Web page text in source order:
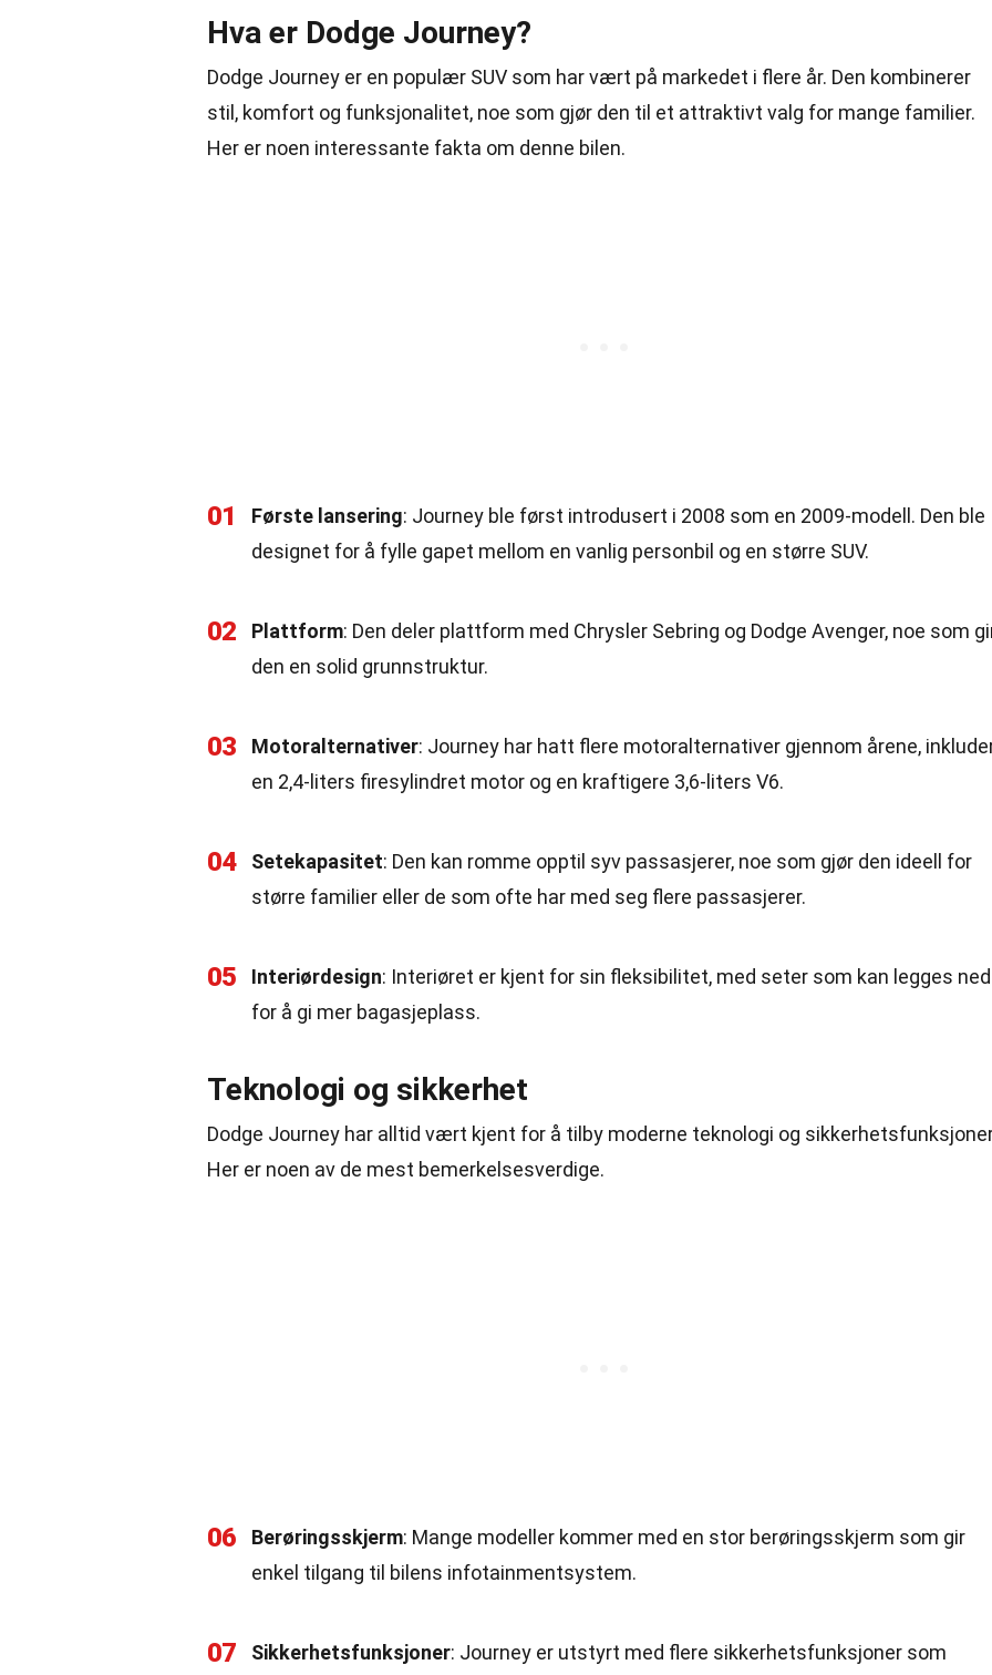
Hva er Dodge Journey?
Dodge Journey er en populær SUV som har vært på markedet i flere år. Den kombinerer
stil, komfort og funksjonalitet, noe som gjør den til et attraktivt valg for mange familier.
Her er noen interessante fakta om denne bilen.
01 Første lansering: Journey ble først introdusert i 2008 som en 2009-modell. Den ble
designet for å fylle gapet mellom en vanlig personbil og en større SUV.
02 Plattform: Den deler plattform med Chrysler Sebring og Dodge Avenger, noe som
den en solid grunnstruktur.
03 Motoralternativer: Journey har hatt flere motoralternativer gjennom årene,
en 2,4-liters firesylindret motor og en kraftigere 3,6-liters V6.
04 Setekapasitet: Den kan romme opptil syv passasjerer, noe som gjør den ideell for
større familier eller de som ofte har med seg flere passasjerer.
05 Interiørdesign: Interiøret er kjent for sin fleksibilitet, med seter som kan legges ned
for å gi mer bagasjeplass.
Teknologi og sikkerhet
Dodge Journey har alltid vært kjent for å tilby moderne teknologi og
Her er noen av de mest bemerkelsesverdige.
06 Berøringsskjerm: Mange modeller kommer med en stor berøringsskjerm som gir
enkel tilgang til bilens infotainmentsystem.
07 Sikkerhetsfunksjoner: Journey er utstyrt med flere sikkerhetsfunksjoner som